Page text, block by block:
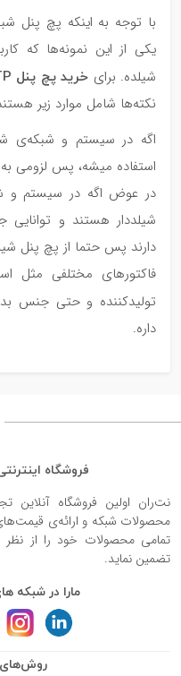
با توجه به اینکه پچ پنل
یکی از این نمونه‌ها که
شیلده. برای خرید پچ پنل UTP
نکته‌ها شامل موارد زیر
اگه در سیستم و شبکه‌ی
استفاده میشه، پس لزومی به
در عوض اگه در سیستم و
شیلددار هستند و توانایی
دارند پس حتما از پچ پنل
تولیدکننده و حتی جنس
داره.
فروشگاه
نت‌ران اولین فروشگاه آنلاین
محصولات شبکه و ارائه‌ی قیمت‌های
تمامی محصولات خود را از
تضمین نماید.
مارا در شبکه
روش‌های